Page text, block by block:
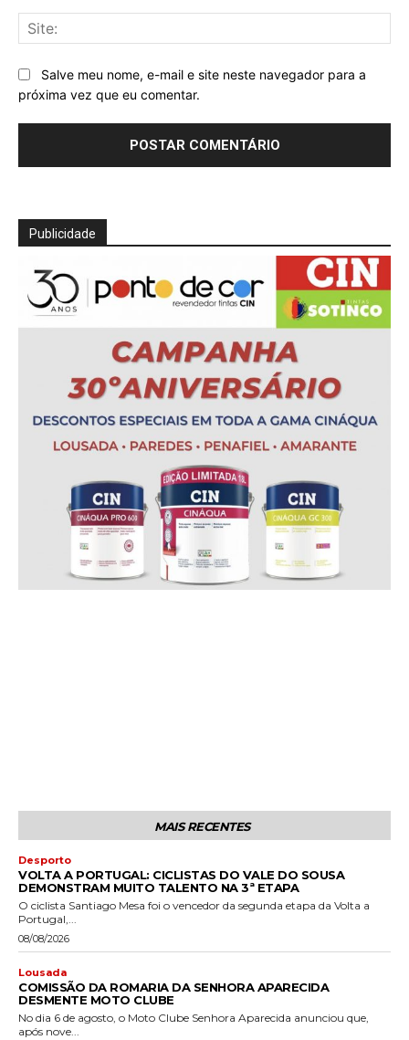
Salve meu nome, e-mail e site neste navegador para a
próxima vez que eu comentar.
Publicidade
MAIS RECENTES
Desporto
VOLTA A PORTUGAL: CICLISTAS DO VALE DO SOUSA
DEMONSTRAM MUITO TALENTO NA 3ª ETAPA
O ciclista Santiago Mesa foi o vencedor da segunda etapa da Volta a
Portugal,...
08/08/2026
Lousada
COMISSÃO DA ROMARIA DA SENHORA APARECIDA
DESMENTE MOTO CLUBE
No dia 6 de agosto, o Moto Clube Senhora Aparecida anunciou que,
após nove...